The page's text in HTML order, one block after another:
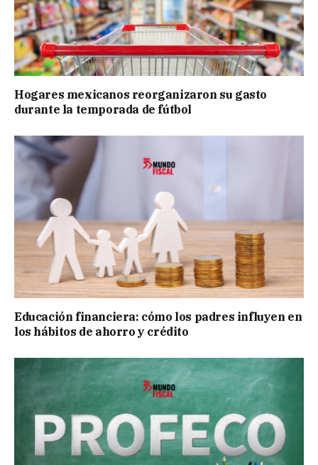
Hogares mexicanos reorganizaron su gasto
durante la temporada de fútbol
Educación financiera: cómo los padres influyen en
los hábitos de ahorro y crédito